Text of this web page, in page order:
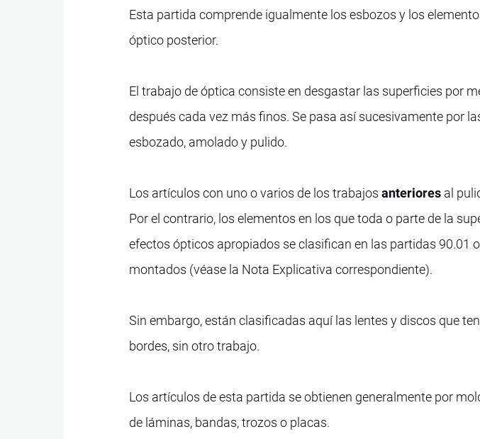
Esta partida comprende igualmente los esbozos y los
óptico posterior.
El trabajo de óptica consiste en desgastar las superficies por
después cada vez más finos. Se pasa así sucesivamente por
esbozado, amolado y pulido.
Los artículos con uno o varios de los trabajosanteriores al
Por el contrario, los elementos en los que toda o parte de la
efectos ópticos apropiados se clasifican en las partidas 90.01
montados (véase la Nota Explicativa correspondiente).
Sin embargo, están clasificadas aquí las lentes y discos que
bordes, sin otro trabajo.
Los artículos de esta partida se obtienen generalmente por
de láminas, bandas, trozos o placas.